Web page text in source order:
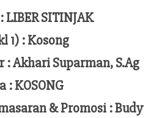
LIBER SITINJAK
1) : Kosong
:Akhari Suparman, S.Ag
:KOSONG
& Promosi :Budy